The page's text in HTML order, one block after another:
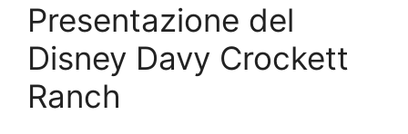
Presentazione del
Disney Davy Crockett
Ranch